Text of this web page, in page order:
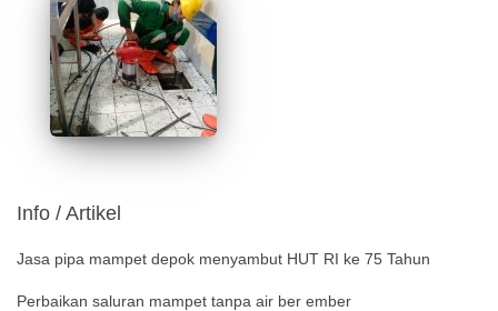
Info / Artikel
Jasa pipa mampet depok menyambut HUT RI ke 75 Tahun
Perbaikan saluran mampet tanpa air ber ember